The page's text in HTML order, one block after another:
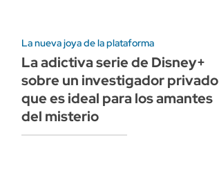
La nueva joya de la plataforma
La adictiva serie de Disney+
sobre un investigador privado
que es ideal para los amantes
del misterio